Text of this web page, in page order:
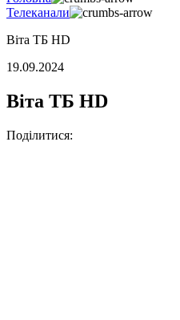
Телеканали
Віта ТБ HD
19.09.2024
Віта ТБ HD
Поділитися: